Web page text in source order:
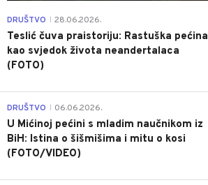
DRUŠTVO 28.06.2026.
Teslić čuva praistoriju: Rastuška pećina
kao svjedok života neandertalaca
(FOTO)
DRUŠTVO 06.06.2026.
U Mićinoj pećini s mladim naučnikom iz
BiH: Istina o šišmišima i mitu o kosi
(FOTO/VIDEO)